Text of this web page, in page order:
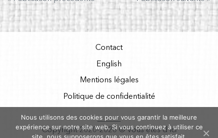
de
Contact
English
Mentions légales
Politique de confidentialité
______
Copyright 2020-2026 © Vous êtes d'ici
Nous utilisons des cookies pour vous garantir la meilleure
expérience sur notre site web. Si vous continuez à utiliser ce